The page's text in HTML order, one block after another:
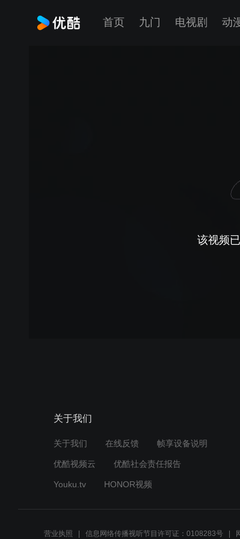
首页 九门 电视剧 动
该视频
关于我们
关于我们 在线反馈 帧享设备说明
优酷视频云 优酷社会责任报告
Youku.tv HONOR视频
营业执照 信息网络传播视听节目许可证：0108283号